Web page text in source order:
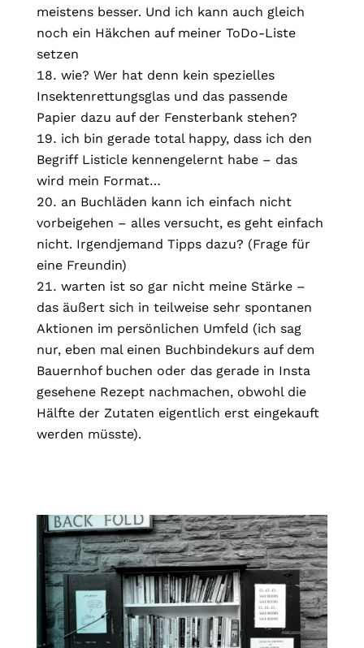
meistens besser. Und ich kann auch gleich
noch ein Häkchen auf meiner ToDo-Liste
setzen
wie? Wer hat denn kein spezielles
Insektenrettungsglas und das passende
Papier dazu auf der Fensterbank stehen?
ich bin gerade total happy, dass ich den
Begriff Listicle kennengelernt habe – das
wird mein Format…
an Buchläden kann ich einfach nicht
vorbeigehen – alles versucht, es geht einfach
nicht. Irgendjemand Tipps dazu? (Frage für
eine Freundin)
warten ist so gar nicht meine Stärke –
das äußert sich in teilweise sehr spontanen
Aktionen im persönlichen Umfeld (ich sag
nur, eben mal einen Buchbindekurs auf dem
Bauernhof buchen oder das gerade in Insta
gesehene Rezept nachmachen, obwohl die
Hälfte der Zutaten eigentlich erst eingekauft
werden müsste).